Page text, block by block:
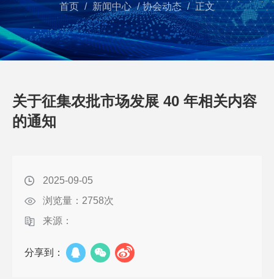
首页 / 新闻中心 / 协会动态 / 正文
关于征集农批市场发展 40 年相关内容
的通知
2025-09-05
浏览量： 2758次
来源：
分享到：